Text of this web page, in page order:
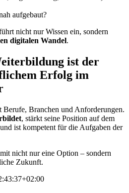
aufgebaut?
nicht nur Wissen ein, sondern
digitalen Wandel.
ist der
Erfolg im
Branchen und Anforderungen.
, stärkt seine Position auf dem
ist kompetent für die Aufgaben der
nicht nur eine Option – sondern
Zukunft.